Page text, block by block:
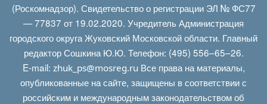
(Роскомнадзор). Свидетельство о регистрации ЭЛ № ФС77
— 77837 от 19.02.2020. Учредитель Администрация
городского округа Жуковский Московской области. Главный
редактор Сошкина Ю.Ю. Телефон: (495) 556–65–26.
E‑mail: zhuk_ps@mosreg.ruВсе права на материалы,
опубликованные на сайте, защищены в соответствии с
российским и международным законодательством об